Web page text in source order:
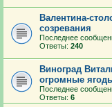
Валентина-
созревания
Последнее
Ответы: 240
Виноград
огромные
Последнее
Ответы: 6